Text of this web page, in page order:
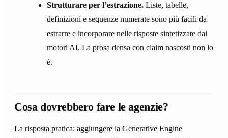
Strutturare per l’estrazione. Liste, tabelle,
definizioni e sequenze numerate sono più facili da
estrarre e incorporare nelle risposte sintetizzate dai
motori AI. La prosa densa con claim nascosti non lo
è.
Cosa dovrebbero fare le agenzie?
La risposta pratica: aggiungere la Generative Engine